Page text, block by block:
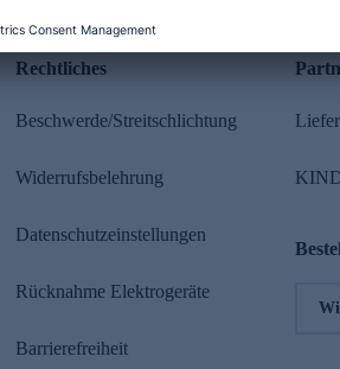
Rechtliches
Beschwerde/Streitschlichtung
Widerrufsbelehrung
Datenschutzeinstellungen
Rücknahme Elektrogeräte
Barrierefreiheit